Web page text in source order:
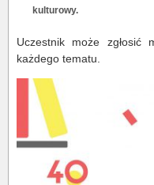
kulturowy.
Uczestnik może
każdego tematu.